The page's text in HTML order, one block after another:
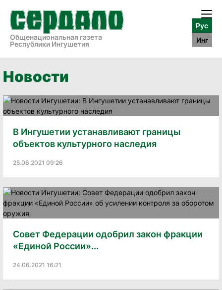
Общенациональная газета
Республики Ингушетия
Рус
Инг
Новости
В Ингушетии устанавливают границы
объектов культурного наследия
25.06.2021 09:26
Совет Федерации одобрил закон фракции
«Единой России»...
24.06.2021 16:21